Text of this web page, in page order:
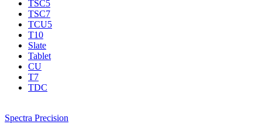
TSC5
TSC7
TCU5
T10
Slate
Tablet
CU
T7
TDC
Spectra Precision